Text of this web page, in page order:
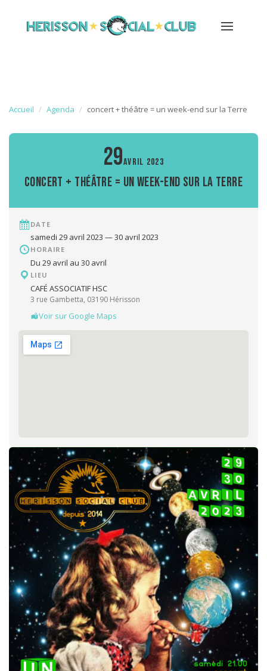
Accueil Agenda concert + théâtre = un week-end sur la Terre
29AVRIL 2023
concert + théâtre = un week-end sur la Terre
DATE
samedi 29 avril 2023 — 30 avril 2023
HORAIRE
Du 29 avril au 30 avril
LIEU
CAFÉ ASSOCIATIF HSC
3 rue Gambetta, 03190 Hérisson
Voir sur Google Maps